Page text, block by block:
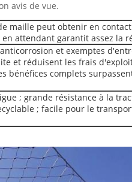
avis de vue.
maille peut obtenir en
attendant garantit assez la
et exemptes
et réduisent les frais
bénéfices complets
; grande résistance à la
; facile pour le